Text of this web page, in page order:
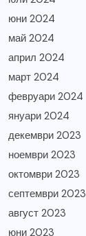
юни 2024
май 2024
април 2024
март 2024
февруари 2024
януари 2024
декември 2023
ноември 2023
октомври 2023
септември 2023
август 2023
юни 2023